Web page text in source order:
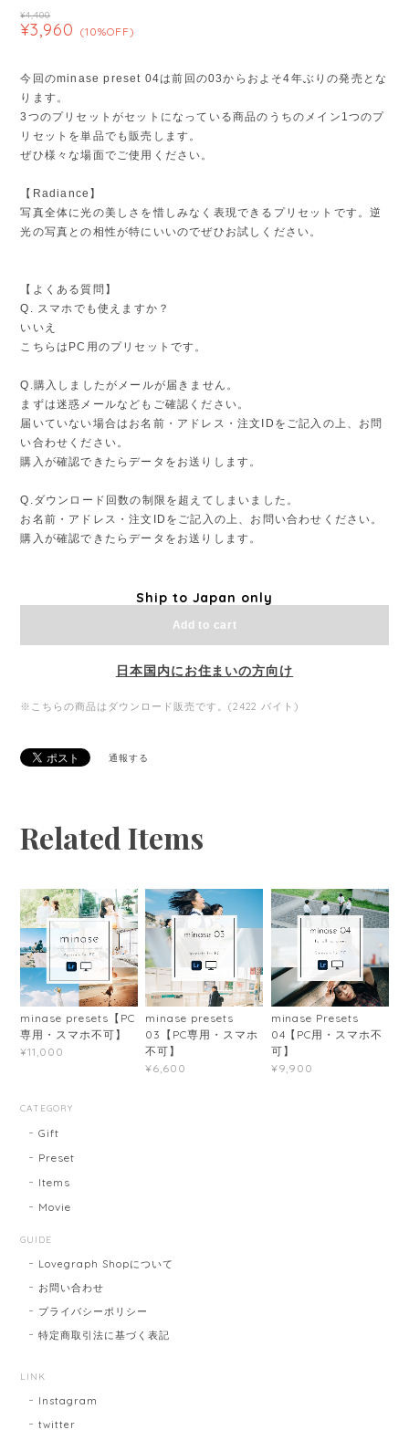
¥4,400
¥3,960 (10%OFF)
今回のminase preset 04は前回の03からおよそ4年ぶりの発売とな
ります。
3つのプリセットがセットになっている商品のうちのメイン1つのプ
リセットを単品でも販売します。
ぜひ様々な場面でご使用ください。
【Radiance】
写真全体に光の美しさを惜しみなく表現できるプリセットです。逆
光の写真との相性が特にいいのでぜひお試しください。
【よくある質問】
Q. スマホでも使えますか？
いいえ
こちらはPC用のプリセットです。
Q.購入しましたがメールが届きません。
まずは迷惑メールなどもご確認ください。
届いていない場合はお名前・アドレス・注文IDをご記入の上、お問
い合わせください。
購入が確認できたらデータをお送りします。
Q.ダウンロード回数の制限を超えてしまいました。
お名前・アドレス・注文IDをご記入の上、お問い合わせください。
購入が確認できたらデータをお送りします。
Ship to Japan only
Add to cart
日本国内にお住まいの方向け
※こちらの商品はダウンロード販売です。(2422 バイト)
通報する
Related Items
minase presets【PC
専用・スマホ不可】
¥11,000
minase presets
03【PC専用・スマホ
不可】
¥6,600
minase Presets
04【PC用・スマホ不
可】
¥9,900
CATEGORY
Gift
Preset
Items
Movie
GUIDE
Lovegraph Shopについて
お問い合わせ
プライバシーポリシー
特定商取引法に基づく表記
LINK
Instagram
twitter